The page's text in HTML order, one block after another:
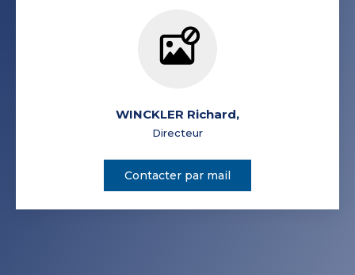
WINCKLER Richard,
Directeur
Contacter par mail